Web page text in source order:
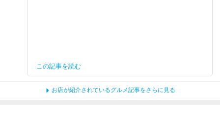
この記事を読む
お店が紹介されているグルメ記事をさらに見る